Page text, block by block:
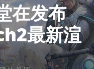
在发布
最新渲